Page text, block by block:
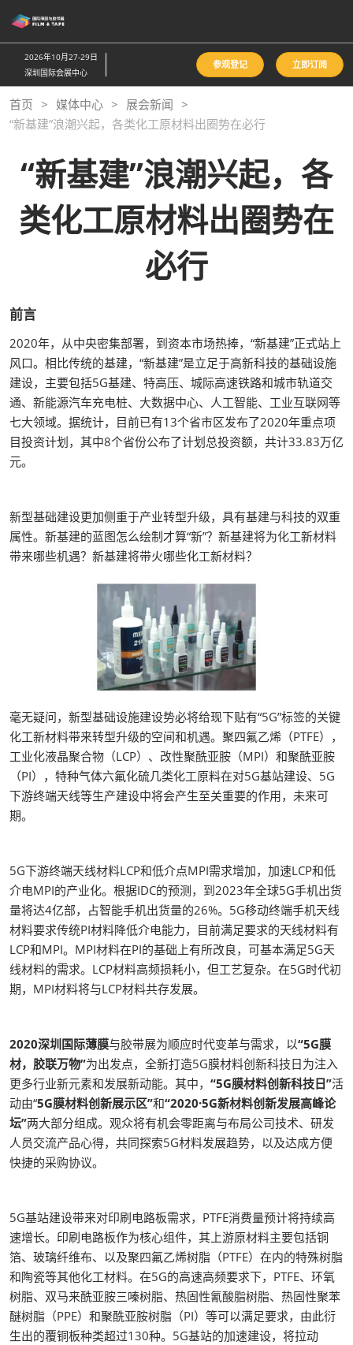
接
跳
至
内
容
2026年10月27-29日
深圳国际会展中心
参观登记 立即订阅
首页 媒体中心
展会新闻
“新基建”浪潮兴起，各类化工原材料出圈势在必行
“新基建”浪潮兴起，各
类化工原材料出圈势在
必行
前言
2020年，从中央密集部署，到资本市场热捧，“新基建”正式站上
风口。相比传统的基建，“新基建”是立足于高新科技的基础设施
建设，主要包括5G基建、特高压、城际高速铁路和城市轨道交
通、新能源汽车充电桩、大数据中心、人工智能、工业互联网等
七大领域。据统计，目前已有13个省市区发布了2020年重点项
目投资计划，其中8个省份公布了计划总投资额，共计33.83万亿
元。
新型基础建设更加侧重于产业转型升级，具有基建与科技的双重
属性。新基建的蓝图怎么绘制才算“新”？新基建将为化工新材料
带来哪些机遇？新基建将带火哪些化工新材料？
毫无疑问，新型基础设施建设势必将给现下贴有“5G”标签的关键
化工新材料带来转型升级的空间和机遇。聚四氟乙烯（PTFE），
工业化液晶聚合物（LCP）、改性聚酰亚胺（MPI）和聚酰亚胺
（PI），特种气体六氟化硫几类化工原料在对5G基站建设、5G
下游终端天线等生产建设中将会产生至关重要的作用，未来可
期。
5G下游终端天线材料LCP和低介点MPI需求增加，加速LCP和低
介电MPI的产业化。根据IDC的预测，到2023年全球5G手机出货
量将达4亿部，占智能手机出货量的26%。5G移动终端手机天线
材料要求传统PI材料降低介电能力，目前满足要求的天线材料有
LCP和MPI。MPI材料在PI的基础上有所改良，可基本满足5G天
线材料的需求。LCP材料高频损耗小，但工艺复杂。在5G时代初
期，MPI材料将与LCP材料共存发展。
2020深圳国际薄膜与胶带展为顺应时代变革与需求，以“5G膜
材，胶联万物”为出发点，全新打造5G膜材料创新科技日为注入
更多行业新元素和发展新动能。其中， “5G膜材料创新科技日”活
动由“5G膜材料创新展示区”和“2020·5G新材料创新发展高峰论
坛”两大部分组成。观众将有机会零距离与布局公司技术、研发
人员交流产品心得，共同探索5G材料发展趋势，以及达成方便
快捷的采购协议。
5G基站建设带来对印刷电路板需求，PTFE消费量预计将持续高
速增长。印刷电路板作为核心组件，其上游原材料主要包括铜
箔、玻璃纤维布、以及聚四氟乙烯树脂（PTFE）在内的特殊树脂
和陶瓷等其他化工材料。在5G的高速高频要求下，PTFE、环氧
树脂、双马来酰亚胺三嗪树脂、热固性氰酸脂树脂、热固性聚苯
醚树脂（PPE）和聚酰亚胺树脂（PI）等可以满足要求，由此衍
生出的覆铜板种类超过130种。5G基站的加速建设，将拉动